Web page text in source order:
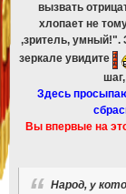
вызвать
хлопает не
,зритель, умный!".
зеркале увидите
Здесь
Вы впервые на
Народ, у